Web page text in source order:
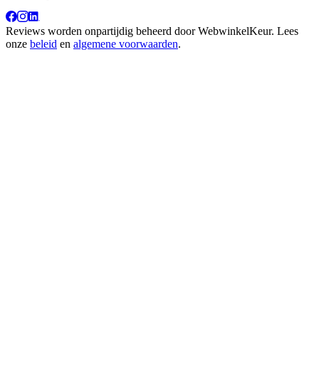
Reviews worden onpartijdig beheerd doorWebwinkelKeur. Lees
onze beleid en algemene voorwaarden.